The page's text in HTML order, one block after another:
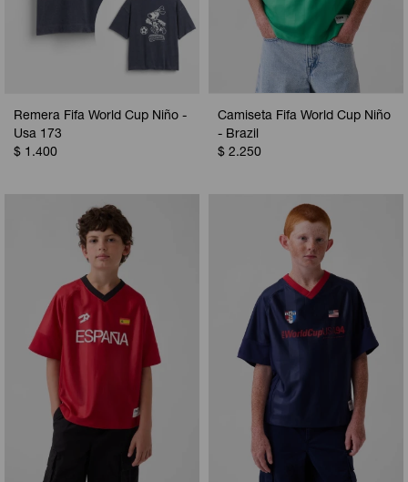
Remera Fifa World Cup Niño -
Usa 173
$ 1.400
Camiseta Fifa World Cup Niño
- Brazil
$ 2.250